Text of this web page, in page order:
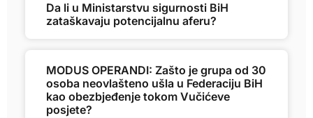
Da li u Ministarstvu sigurnosti BiH
zataškavaju potencijalnu aferu?
MODUS OPERANDI: Zašto je grupa od 30
osoba neovlašteno ušla u Federaciju BiH
kao obezbjeđenje tokom Vučićeve
posjete?